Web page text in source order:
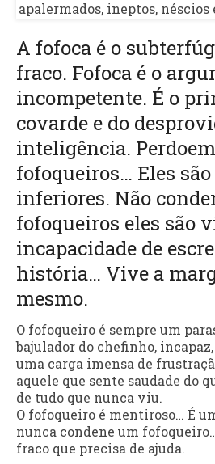
A fofoca é o
fraco. Fofoca é o
incompetente. É o
covarde e do
inteligência.
fofoqueiros… Eles são
inferiores. Não
fofoqueiros eles são
incapacidade de
história… Vive a
mesmo.
O fofoqueiro é sempre um
bajulador do chefinho,
uma carga imensa de
aquele que sente saudade do
de tudo que nunca viu.
O fofoqueiro é mentiroso… É
nunca condene um
fraco que precisa de ajuda.